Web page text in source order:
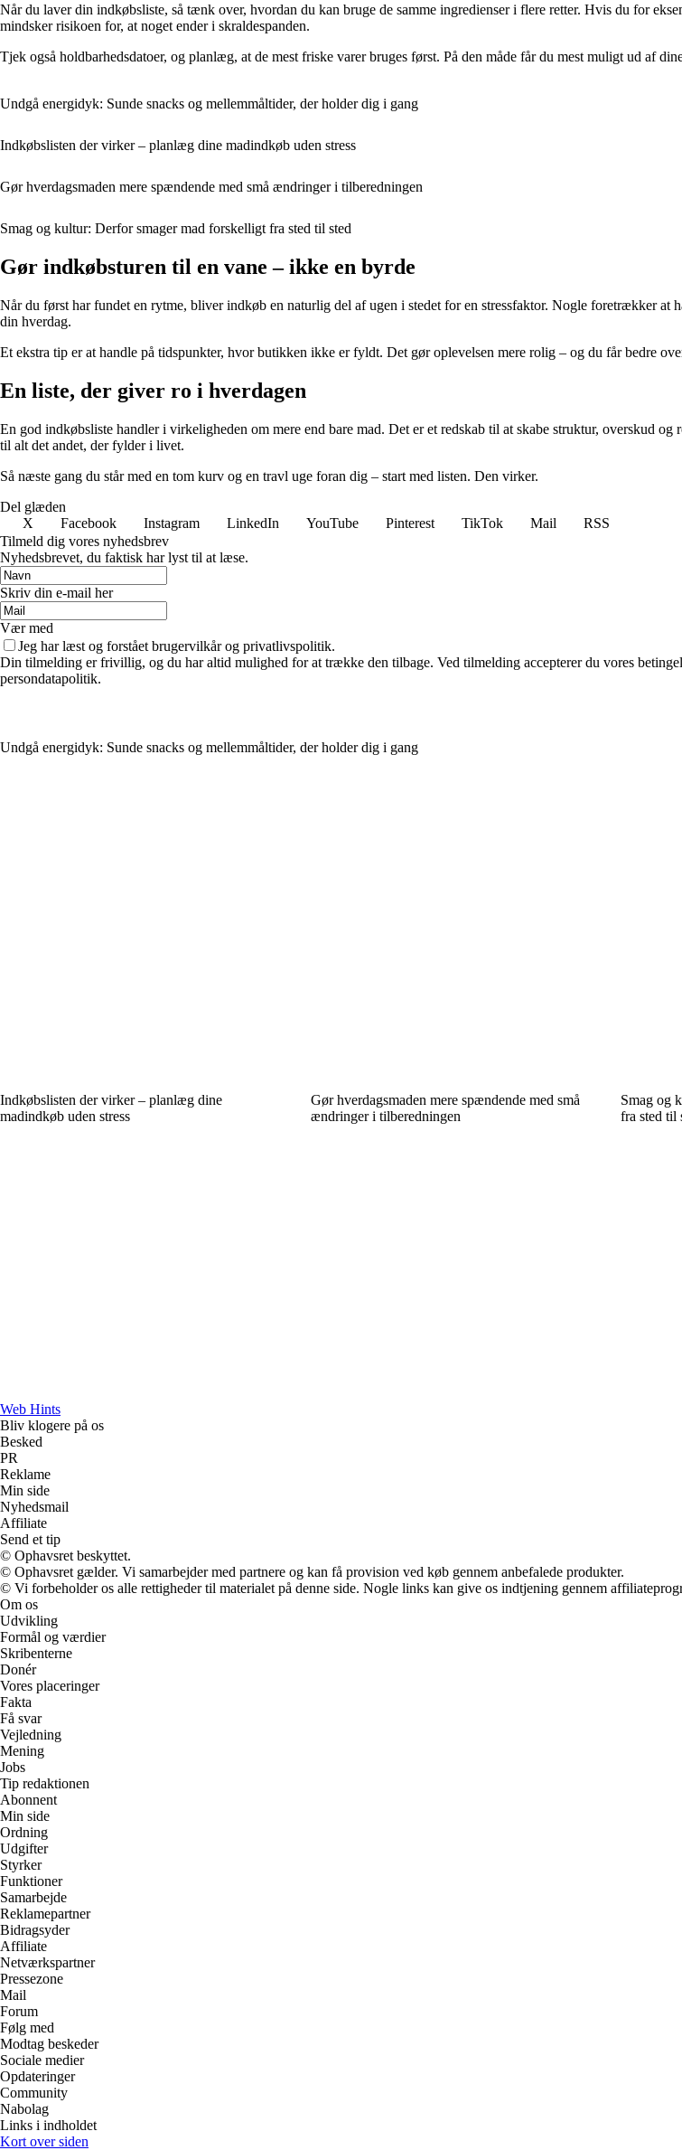
Når du laver din indkøbsliste, så tænk over, hvordan du kan bruge de samme ingredienser i flere retter. Hvis du for
mindsker risikoen for, at noget ender i skraldespanden.
Tjek også holdbarhedsdatoer, og planlæg, at de mest friske varer bruges først. På den måde får du mest muligt ud af
Undgå energidyk: Sunde snacks og mellemmåltider, der holder dig i gang
Indkøbslisten der virker – planlæg dine madindkøb uden stress
Gør hverdagsmaden mere spændende med små ændringer i tilberedningen
Smag og kultur: Derfor smager mad forskelligt fra sted til sted
Gør indkøbsturen til en vane – ikke en byrde
Når du først har fundet en rytme, bliver indkøb en naturlig del af ugen i stedet for en stressfaktor. Nogle foretrækker at
din hverdag.
Et ekstra tip er at handle på tidspunkter, hvor butikken ikke er fyldt. Det gør oplevelsen mere rolig – og du får bedre
En liste, der giver ro i hverdagen
En god indkøbsliste handler i virkeligheden om mere end bare mad. Det er et redskab til at skabe struktur, overskud
til alt det andet, der fylder i livet.
Så næste gang du står med en tom kurv og en travl uge foran dig – start med listen. Den virker.
Del glæden
X
Facebook Instagram LinkedIn YouTube Pinterest TikTok Mail
RSS
Tilmeld dig vores nyhedsbrev
Nyhedsbrevet, du faktisk har lyst til at læse.
Skriv din e-mail her
Vær med
Jeg har læst og forstået brugervilkår og privatlivspolitik.
Din tilmelding er frivillig, og du har altid mulighed for at trække den tilbage. Ved tilmelding accepterer du vores
persondatapolitik.
Undgå energidyk: Sunde snacks og mellemmåltider, der holder dig i gang
Indkøbslisten der virker – planlæg dine
madindkøb uden stress
Gør hverdagsmaden mere spændende med små
ændringer i tilberedningen
Smag og
fra sted til
Web Hints
Bliv klogere på os
Besked
PR
Reklame
Min side
Nyhedsmail
Affiliate
Send et tip
© Ophavsret beskyttet.
© Ophavsret gælder. Vi samarbejder med partnere og kan få provision ved køb gennem anbefalede produkter.
© Vi forbeholder os alle rettigheder til materialet på denne side. Nogle links kan give os indtjening gennem
Om os
Udvikling
Formål og værdier
Skribenterne
Donér
Vores placeringer
Fakta
Få svar
Vejledning
Mening
Jobs
Tip redaktionen
Abonnent
Min side
Ordning
Udgifter
Styrker
Funktioner
Samarbejde
Reklamepartner
Bidragsyder
Affiliate
Netværkspartner
Pressezone
Mail
Forum
Følg med
Modtag beskeder
Sociale medier
Opdateringer
Community
Nabolag
Links i indholdet
Kort over siden